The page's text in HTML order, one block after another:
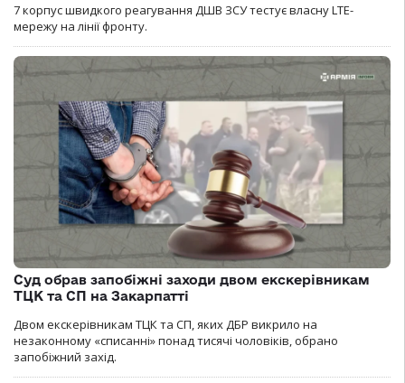
7 корпус швидкого реагування ДШВ ЗСУ тестує власну LTE-
мережу на лінії фронту.
Суд обрав запобіжні заходи двом екскерівникам
ТЦК та СП на Закарпатті
Двом екскерівникам ТЦК та СП, яких ДБР викрило на
незаконному «списанні» понад тисячі чоловіків, обрано
запобіжний захід.